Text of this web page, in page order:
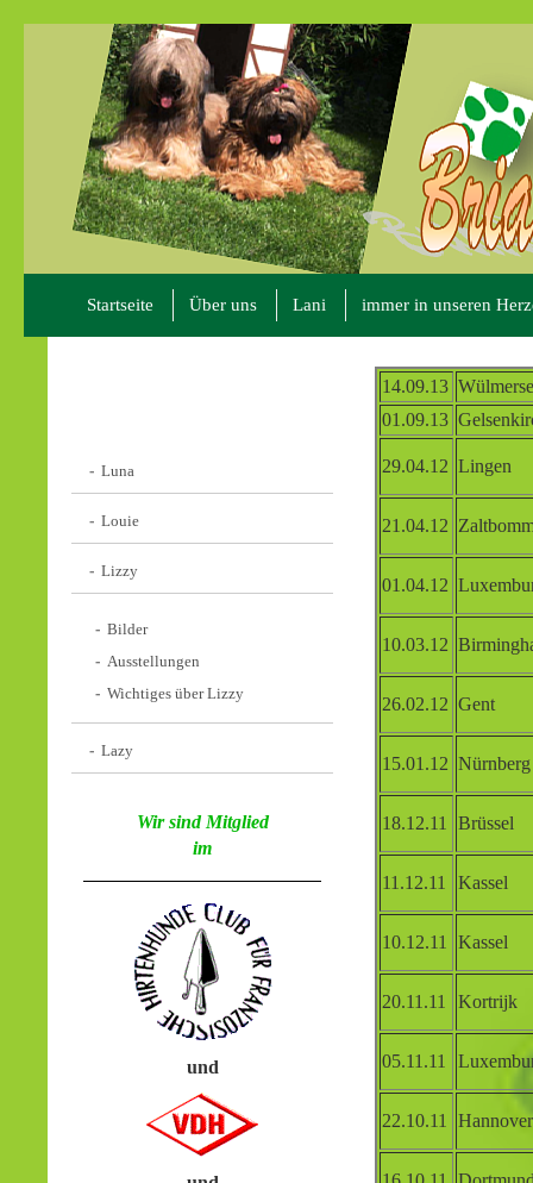
Startseite Über uns Lani immer in unseren
Luna
Louie
Lizzy
Bilder
Ausstellungen
Wichtiges über Lizzy
Lazy
Wir sind Mitglied
im
und
14.09.13
01.09.13
29.04.12 Lingen
21.04.12
01.04.12
10.03.12
26.02.12 Gent
15.01.12 Nürnberg
18.12.11 Brüssel
11.12.11 Kassel
10.12.11 Kassel
20.11.11 Kortrijk
05.11.11
22.10.11 Hannover